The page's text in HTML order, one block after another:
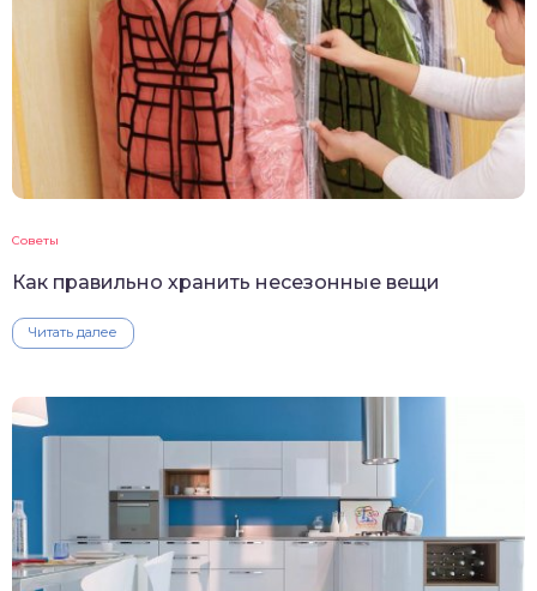
Советы
Как правильно хранить несезонные вещи
Читать далее